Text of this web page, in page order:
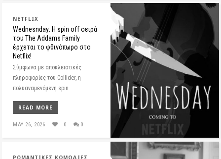
NETFLIX
Wednesnday: Η spin off σειρά
του The Addams Family
έρχεται το φθινόπωρο στο
Netflix!
Σύμφωνα με αποκλειστικές
πληροφορίες του Collider, η
πολυαναμενόμενη spin
READ MORE
MAY 26, 2026 0 0
ΡΟΜΑΝΤΙΚΈΣ ΚΩΜΩΔΊΕΣ